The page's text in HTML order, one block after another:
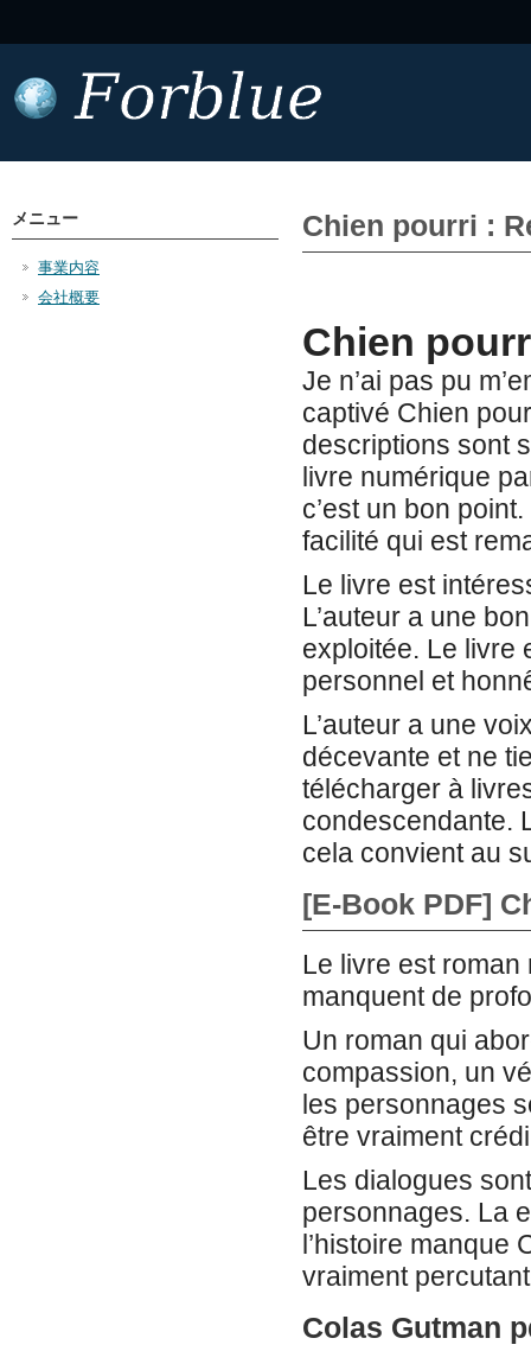
Chien pourri :
Chien
Je n’ai pas pu
captivé Chien
descriptions sont
livre numérique
c’est un bon
facilité qui est
Le livre est
L’auteur a une
exploitée. Le livre
personnel et
L’auteur a une
décevante et ne
télécharger à
condescendante.
cela convient au
[E-Book PDF]
Le livre est
manquent de
Un roman qui
compassion, un
les personnages
être vraiment
Les dialogues
personnages. La
l’histoire manque
vraiment
Colas Gutman
メニュー
事業内容
会社概要